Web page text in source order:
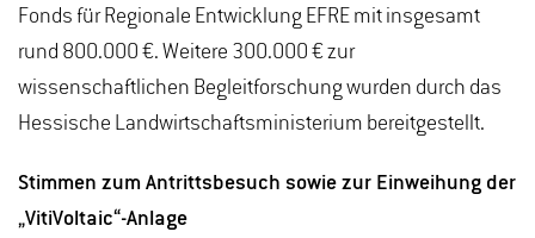
Fonds für Regionale Entwicklung EFRE mit insgesamt
rund 800.000 €. Weitere 300.000 € zur
wissenschaftlichen Begleitforschung wurden durch das
Hessische Landwirtschaftsministerium bereitgestellt.
Stimmen zum Antrittsbesuch sowie zur Einweihung der
„VitiVoltaic“-Anlage